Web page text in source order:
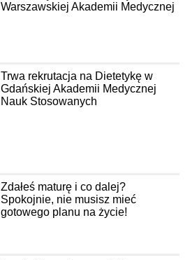
Warszawskiej Akademii Medycznej
Trwa rekrutacja na Dietetykę w
Gdańskiej Akademii Medycznej
Nauk Stosowanych
Zdałeś maturę i co dalej?
Spokojnie, nie musisz mieć
gotowego planu na życie!